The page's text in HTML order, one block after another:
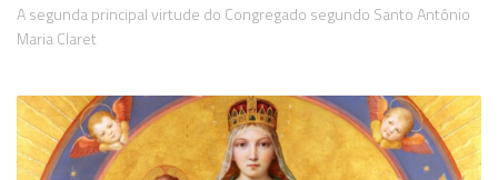
A segunda principal virtude do Congregado segundo Santo Antônio
Maria Claret